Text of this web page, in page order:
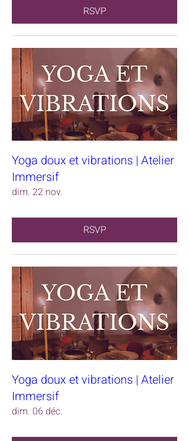
RSVP
Yoga doux et vibrations | Atelier
Immersif
dim. 22 nov.
RSVP
Yoga doux et vibrations | Atelier
Immersif
dim. 06 déc.